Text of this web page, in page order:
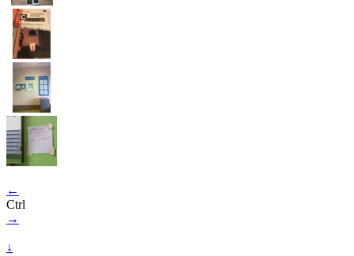
←
Ctrl
→
↓